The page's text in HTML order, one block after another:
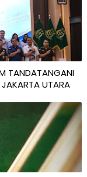
TANDATANGANI
JAKARTA UTARA